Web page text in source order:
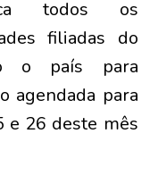
todos os
filiadas do
o país para
agendada para
e 26 deste mês